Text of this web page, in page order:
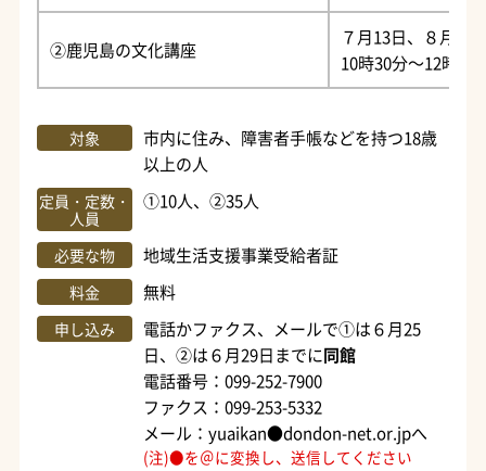
②鹿児島の文化講座
７月13日、８月10
10時30分～12時30
対象
市内に住み、障害者手帳などを持つ18歳
以上の人
定員・定数・
人員
①10人、②35人
必要な物 地域生活支援事業受給者証
料金 無料
申し込み
電話かファクス、メールで①は６月25
日、②は６月29日までに同館
電話番号：099-252-7900
ファクス：099-253-5332
メール：yuaikan●dondon-net.or.jpへ
(注)●を＠に変換し、送信してください